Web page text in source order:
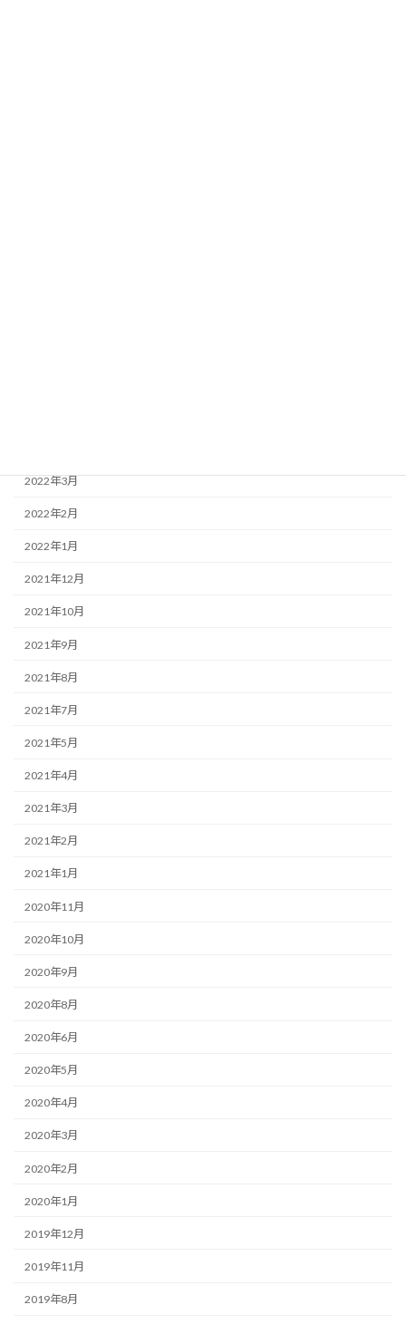
2022年3月
2022年2月
2022年1月
2021年12月
2021年10月
2021年9月
2021年8月
2021年7月
2021年5月
2021年4月
2021年3月
2021年2月
2021年1月
2020年11月
2020年10月
2020年9月
2020年8月
2020年6月
2020年5月
2020年4月
2020年3月
2020年2月
2020年1月
2019年12月
2019年11月
2019年8月